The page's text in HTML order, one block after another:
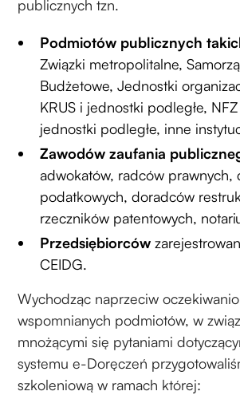
publicznych tzn.
Podmiotów publicznych
Związki metropolitalne,
Budżetowe, Jednostki
KRUS i jednostki podległe,
jednostki podległe, inne
Zawodów zaufania
adwokatów, radców prawnych,
podatkowych, doradców
rzeczników patentowych,
Przedsiębiorców
CEIDG.
Wychodząc naprzeciw
wspomnianych podmiotów, w
mnożącymi się pytaniami
systemu e-Doręczeń
szkoleniową w ramach której: